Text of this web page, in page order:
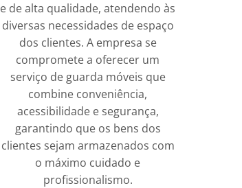
e de alta qualidade, atendendo às
diversas necessidades de espaço
dos clientes. A empresa se
compromete a oferecer um
serviço de guarda móveis que
combine conveniência,
acessibilidade e segurança,
garantindo que os bens dos
clientes sejam armazenados com
o máximo cuidado e
profissionalismo.